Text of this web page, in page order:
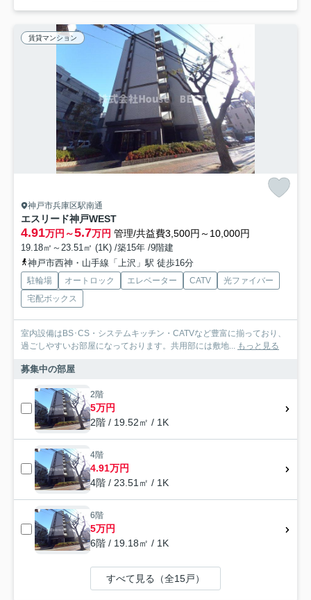
賃貸マンション
神戸市兵庫区駅南通
エスリード神戸WEST
4.91万円～5.7万円 管理/共益費3,500円～10,000円
19.18㎡～23.51㎡ (1K) /築15年 /9階建
神戸市西神・山手線「上沢」駅 徒歩16分
駐輪場 オートロック エレベーター CATV
光ファイバー
宅配ボックス
室内設備はBS･CS・システムキッチン・CATVなど豊富に揃っており、
過ごしやすいお部屋になっております。共用部には敷地...
もっと見る
募集中の部屋
2階
5万円
2階 / 19.52㎡ / 1K
4階
4.91万円
4階 / 23.51㎡ / 1K
6階
5万円
6階 / 19.18㎡ / 1K
すべて見る（全15戸）